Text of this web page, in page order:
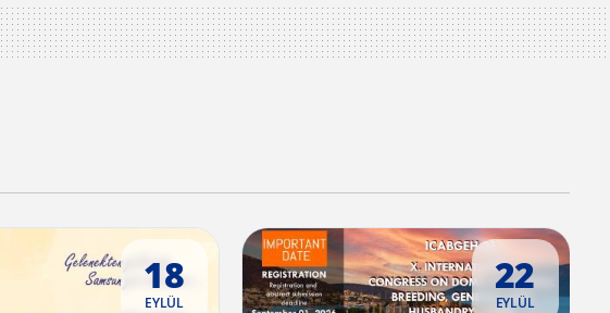
18
EYLÜL
22
EYLÜL